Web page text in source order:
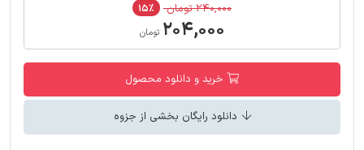
۲۴۰,۰۰۰ تومان ۱۵٪
۲۰۴,۰۰۰ تومان
خرید و دانلود محصول
دانلود رایگان بخشی از جزوه